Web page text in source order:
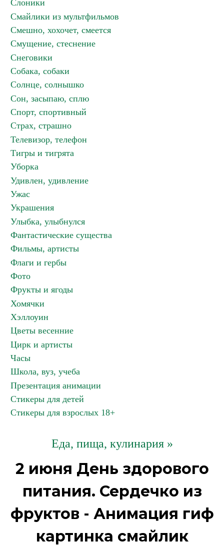
Слоники
Смайлики из мультфильмов
Смешно, хохочет, смеется
Смущение, стеснение
Снеговики
Собака, собаки
Солнце, солнышко
Сон, засыпаю, сплю
Спорт, спортивный
Страх, страшно
Телевизор, телефон
Тигры и тигрята
Уборка
Удивлен, удивление
Ужас
Украшения
Улыбка, улыбнулся
Фантастические существа
Фильмы, артисты
Флаги и гербы
Фото
Фрукты и ягоды
Хомячки
Хэллоуин
Цветы весенние
Цирк и артисты
Часы
Школа, вуз, учеба
Презентация анимации
Стикеры для детей
Стикеры для взрослых 18+
Еда, пища, кулинария »
2 июня День здорового
питания. Сердечко из
фруктов - Анимация гиф
картинка смайлик